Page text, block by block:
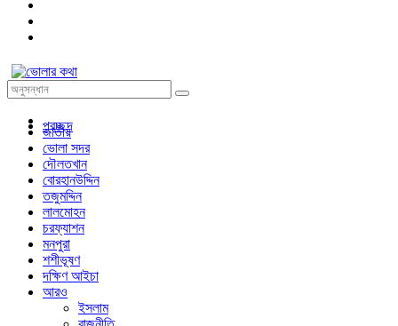
প্রচ্ছদ
জাতীয়
ভোলা সদর
দৌলতখান
বোরহানউদ্দিন
তজুমদ্দিন
লালমোহন
চরফ্যাশন
মনপুরা
শশীভূষণ
দক্ষিণ আইচা
আরও
ইসলাম